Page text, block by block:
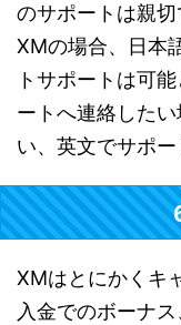
のサポートは親切
XMの場合、日本
トサポートは可
ートへ連絡した
い、英文でサポー
XMはとにかくキ
入金でのボーナ